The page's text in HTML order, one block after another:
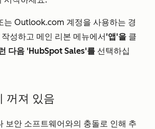
는 Outlook.com 계정을 사용하는 경
성하고 메인 리본 메뉴에서'앱'을 클
다음 'HubSpot Sales'를 선택하십
꺼져 있음
보안 소프트웨어와의 충돌로 인해 추